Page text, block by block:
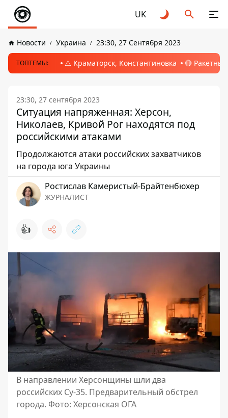
UK
Новости Украина 23:30, 27 Сентября 2023
ТОПТЕМЫ: ⚠️ Краматорск, Константиновка 🔴
23:30, 27 сентября 2023
Ситуация напряженная: Херсон,
Николаев, Кривой Рог находятся под
российскими атаками
Продолжаются атаки российских захватчиков
на города юга Украины
Ростислав Камеристый-Брайтенбюхер
ЖУРНАЛИСТ
👍
В направлении Херсонщины шли два
российских Су-35. Предварительный обстрел
города. Фото: Херсонская ОГА